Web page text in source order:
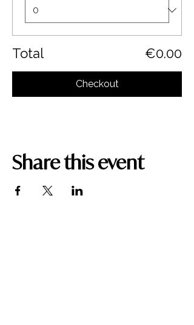
Total €0.00
Checkout
Share this event